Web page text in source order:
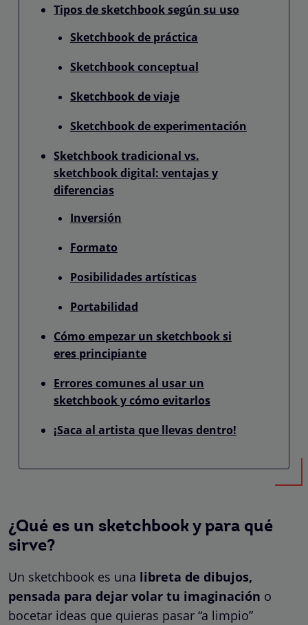
Tipos de sketchbook según su uso
Sketchbook de práctica
Sketchbook conceptual
Sketchbook de viaje
Sketchbook de experimentación
Sketchbook tradicional vs.
sketchbook digital: ventajas y
diferencias
Inversión
Formato
Posibilidades artísticas
Portabilidad
Cómo empezar un sketchbook si
eres principiante
Errores comunes al usar un
sketchbook y cómo evitarlos
¡Saca al artista que llevas dentro!
¿Qué es un sketchbook y para qué
sirve?
Un sketchbook es una libreta de dibujos,
pensada para dejar volar tu imaginación o
bocetar ideas que quieras pasar “a limpio”